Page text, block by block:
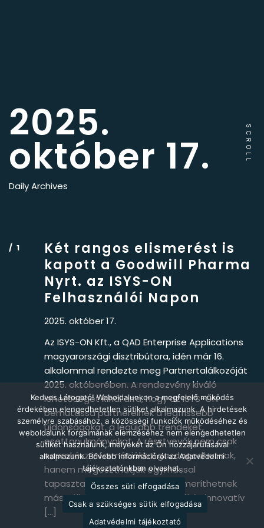
2025.
október 17.
Daily Archives
SCROLL
Két rangos elismerést is
kapott a Goodwill Pharma
Nyrt. az ISYS-ON
Felhasználói Napon
2025. október 17.
Az ISYS-ON Kft., a QAD Enterprise Applications
magyarországi disztribútora, idén már 16.
alkalommal rendezte meg Partnertalálkozóját
2025. októberében. A rendezvény kiváló
lehetőséget kínál arra, hogy az ISYS-ON
bemutassa partnereinek a legfrissebb
újdonságokat, a legújabb trendeket,
esettanulmányokat. A résztvevők nem csak
naprakész információkkal gazdagodhatnak,
hanem megoszthatják egymással
tapasztalataikat és inspirációt meríthetnek
más vállalatok sikertörténeteiből és innovatív
[…]
Kedves Látogató! Weboldalunkon a megfelelő működés
érdekében elengedhetetlen sütiket alkalmazunk. A hirdetések
személyre szabásához, a közösségi funkciók működéséhez és
weboldalunk forgalmának elemzéséhez nem elengedhetetlen
sütiket használunk, melyeket az Ön hozzájárulásával
alkalmazunk. Bővebb információról az Adatvédelmi
tájékoztatónkban olvashat.
Összes süti elfogadása
Csak a szükséges sütik elfogadása
Adatvédelmi tájékoztató